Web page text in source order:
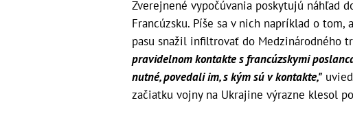
Zverejnené vypočúvania poskytujú náhľad
Francúzsku. Píše sa v nich napríklad o
pasu snažil infiltrovať do Medzinárodného
pravidelnom kontakte s francúzskymi
nutné, povedali im, s kým sú v kontakte,"
začiatku vojny na Ukrajine výrazne klesol